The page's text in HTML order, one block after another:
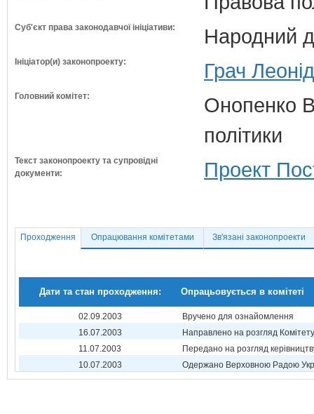
Суб'єкт права законодавчої ініціативи: Народний
Ініціатор(и) законопроекту: Грач
Головний комітет:
Онопенко
політики
Текст законопроекту та супровідні
документи:
Проект
Проходження Опрацювання комітетами Зв'язані законопроекти
Дати та стан проходження: Опрацьовується в комітеті
02.09.2003
Вручено для ознайомлення
16.07.2003
Направлено на розгляд Комітету
11.07.2003
Передано на розгляд
10.07.2003
Одержано Верховною Радою